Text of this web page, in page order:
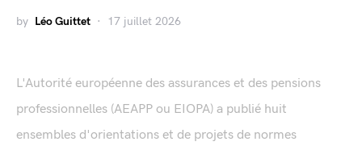
by Léo Guittet 17 juillet 2026
L'Autorité européenne des assurances et des pensions
professionnelles (AEAPP ou EIOPA) a publié huit
ensembles d'orientations et de projets de normes